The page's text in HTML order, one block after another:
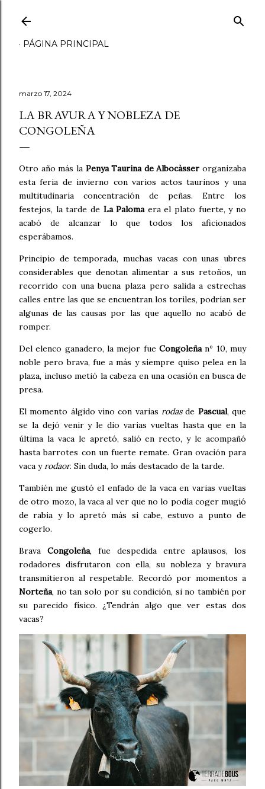
PÁGINA PRINCIPAL
marzo 17, 2024
LA BRAVURA Y NOBLEZA DE
CONGOLEÑA
Otro año más la Penya Taurina de Albocàsser organizaba
esta feria de invierno con varios actos taurinos y una
multitudinaria concentración de peñas. Entre los
festejos, la tarde de La Palomaera el plato fuerte, y no
acabó de alcanzar lo que todos los aficionados
esperábamos.
Principio de temporada, muchas vacas con unas ubres
considerables que denotan alimentar a sus retoños, un
recorrido con una buena plaza pero salida a estrechas
calles entre las que se encuentran los toriles, podrían ser
algunas de las causas por las que aquello no acabó de
romper.
Del elenco ganadero, la mejor fue Congoleñanº 10, muy
noble pero brava, fue a más y siempre quiso pelea en la
plaza, incluso metió la cabeza en una ocasión en busca de
presa.
El momento álgido vino con varias rodasde Pascual, que
se la dejó venir y le dio varias vueltas hasta que en la
última la vaca le apretó, salió en recto, y le acompañó
hasta barrotes con un fuerte remate. Gran ovación para
vaca yrodaor. Sin duda, lo más destacado de la tarde.
También me gustó el enfado de la vaca en varias vueltas
de otro mozo, la vaca al ver que no lo podía coger mugió
de rabia y lo apretó más si cabe, estuvo a punto de
cogerlo.
Brava Congoleña, fue despedida entre aplausos, los
rodadores disfrutaron con ella, su nobleza y bravura
transmitieron al respetable. Recordó por momentos a
Norteña, no tan solo por su condición, si no también por
su parecido físico. ¿Tendrán algo que ver estas dos
vacas?